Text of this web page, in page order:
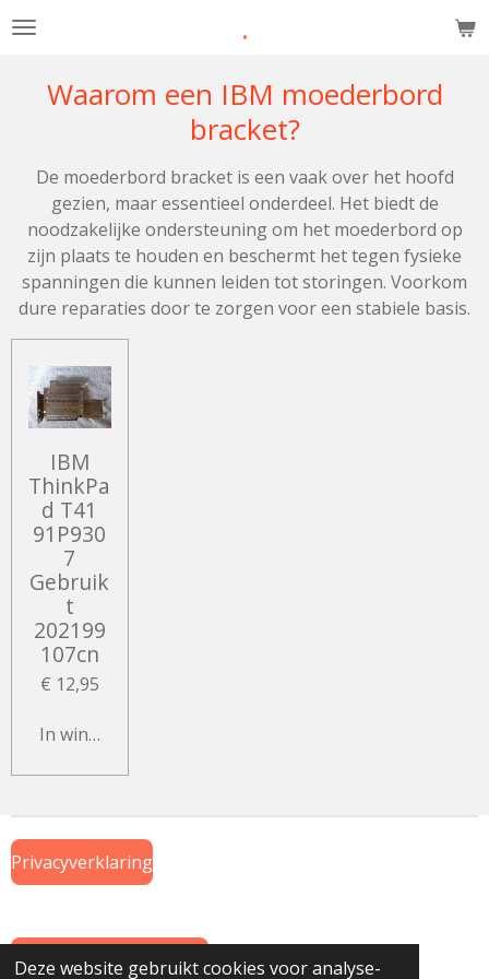
Deze website gebruikt cookies voor analyse-
Ga
.
Waarom een IBM moederbord
bracket?
De moederbord bracket is een vaak over het hoofd
gezien, maar essentieel onderdeel. Het biedt de
noodzakelijke ondersteuning om het moederbord op
zijn plaats te houden en beschermt het tegen fysieke
spanningen die kunnen leiden tot storingen. Voorkom
dure reparaties door te zorgen voor een stabiele basis.
IBM
ThinkPa
d T41
91P930
7
Gebruik
t
202199
107cn
€ 12,95
In winkelwagen
Privacyverklaring
Algemene Voorwaarden